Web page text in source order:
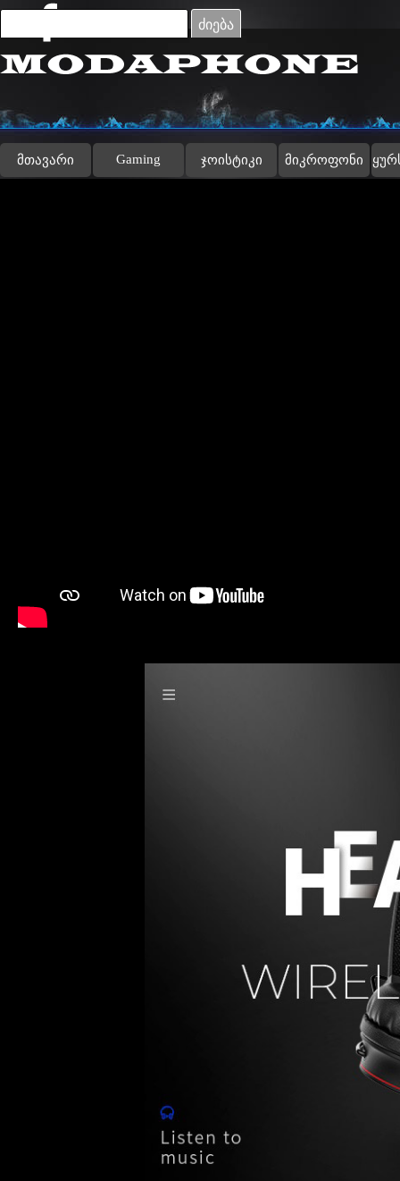
Go to content
ძიება
მთავარი Gaming ჯოისტიკი მიკროფონი